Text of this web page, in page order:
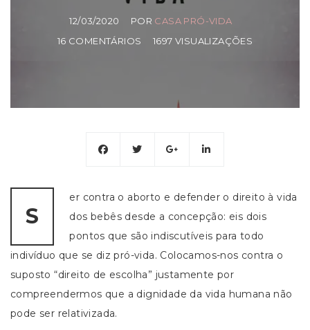
12/03/2020 POR CASA PRÓ-VIDA
16 COMENTÁRIOS
1697 VISUALIZAÇÕES
S
er contra o aborto e defender o direito à vida
dos bebês desde a concepção: eis dois
pontos que são indiscutíveis para todo
indivíduo que se diz pró-vida. Colocamos-nos contra o
suposto “direito de escolha” justamente por
compreendermos que a dignidade da vida humana não
pode ser relativizada.